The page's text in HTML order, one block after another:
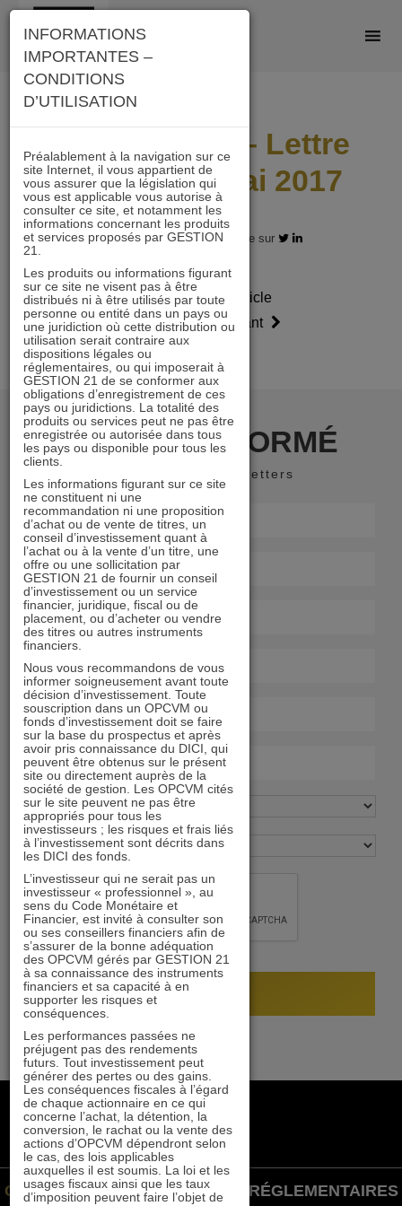
Skip
content
ACTIONS 21 – Lettre
mensuelle Mai 2017
21.05.2017 - Partagez l'article sur
Article
précédent
Article
suivant
RESTER INFORMÉ
Recevoir nos newsletters
+33 1 84 79 90 24
gestion21@gestion21.fr
8 rue Volney, 75002 Paris
GESTION 21 ©INFORMATIONS RÉGLEMENTAIRES
INFORMATIONS
IMPORTANTES –
CONDITIONS
D’UTILISATION
Préalablement à la navigation sur ce
site Internet, il vous appartient de
vous assurer que la législation qui
vous est applicable vous autorise à
consulter ce site, et notamment les
informations concernant les produits
et services proposés par GESTION
21.
Les produits ou informations figurant
sur ce site ne visent pas à être
distribués ni à être utilisés par toute
personne ou entité dans un pays ou
une juridiction où cette distribution ou
utilisation serait contraire aux
dispositions légales ou
réglementaires, ou qui imposerait à
GESTION 21 de se conformer aux
obligations d’enregistrement de ces
pays ou juridictions. La totalité des
produits ou services peut ne pas être
enregistrée ou autorisée dans tous
les pays ou disponible pour tous les
clients.
Les informations figurant sur ce site
ne constituent ni une
recommandation ni une proposition
d’achat ou de vente de titres, un
conseil d’investissement quant à
l’achat ou à la vente d’un titre, une
offre ou une sollicitation par
GESTION 21 de fournir un conseil
d’investissement ou un service
financier, juridique, fiscal ou de
placement, ou d’acheter ou vendre
des titres ou autres instruments
financiers.
Nous vous recommandons de vous
informer soigneusement avant toute
décision d’investissement. Toute
souscription dans un OPCVM ou
fonds d’investissement doit se faire
sur la base du prospectus et après
avoir pris connaissance du DICI, qui
peuvent être obtenus sur le présent
site ou directement auprès de la
société de gestion. Les OPCVM cités
sur le site peuvent ne pas être
appropriés pour tous les
investisseurs ; les risques et frais liés
à l’investissement sont décrits dans
les DICI des fonds.
L’investisseur qui ne serait pas un
investisseur « professionnel », au
sens du Code Monétaire et
Financier, est invité à consulter son
ou ses conseillers financiers afin de
s’assurer de la bonne adéquation
des OPCVM gérés par GESTION 21
à sa connaissance des instruments
financiers et sa capacité à en
supporter les risques et
conséquences.
Les performances passées ne
préjugent pas des rendements
futurs. Tout investissement peut
générer des pertes ou des gains.
Les conséquences fiscales à l’égard
de chaque actionnaire en ce qui
concerne l’achat, la détention, la
conversion, le rachat ou la vente des
actions d’OPCVM dépendront selon
le cas, des lois applicables
auxquelles il est soumis. La loi et les
usages fiscaux ainsi que les taux
d’imposition peuvent faire l’objet de